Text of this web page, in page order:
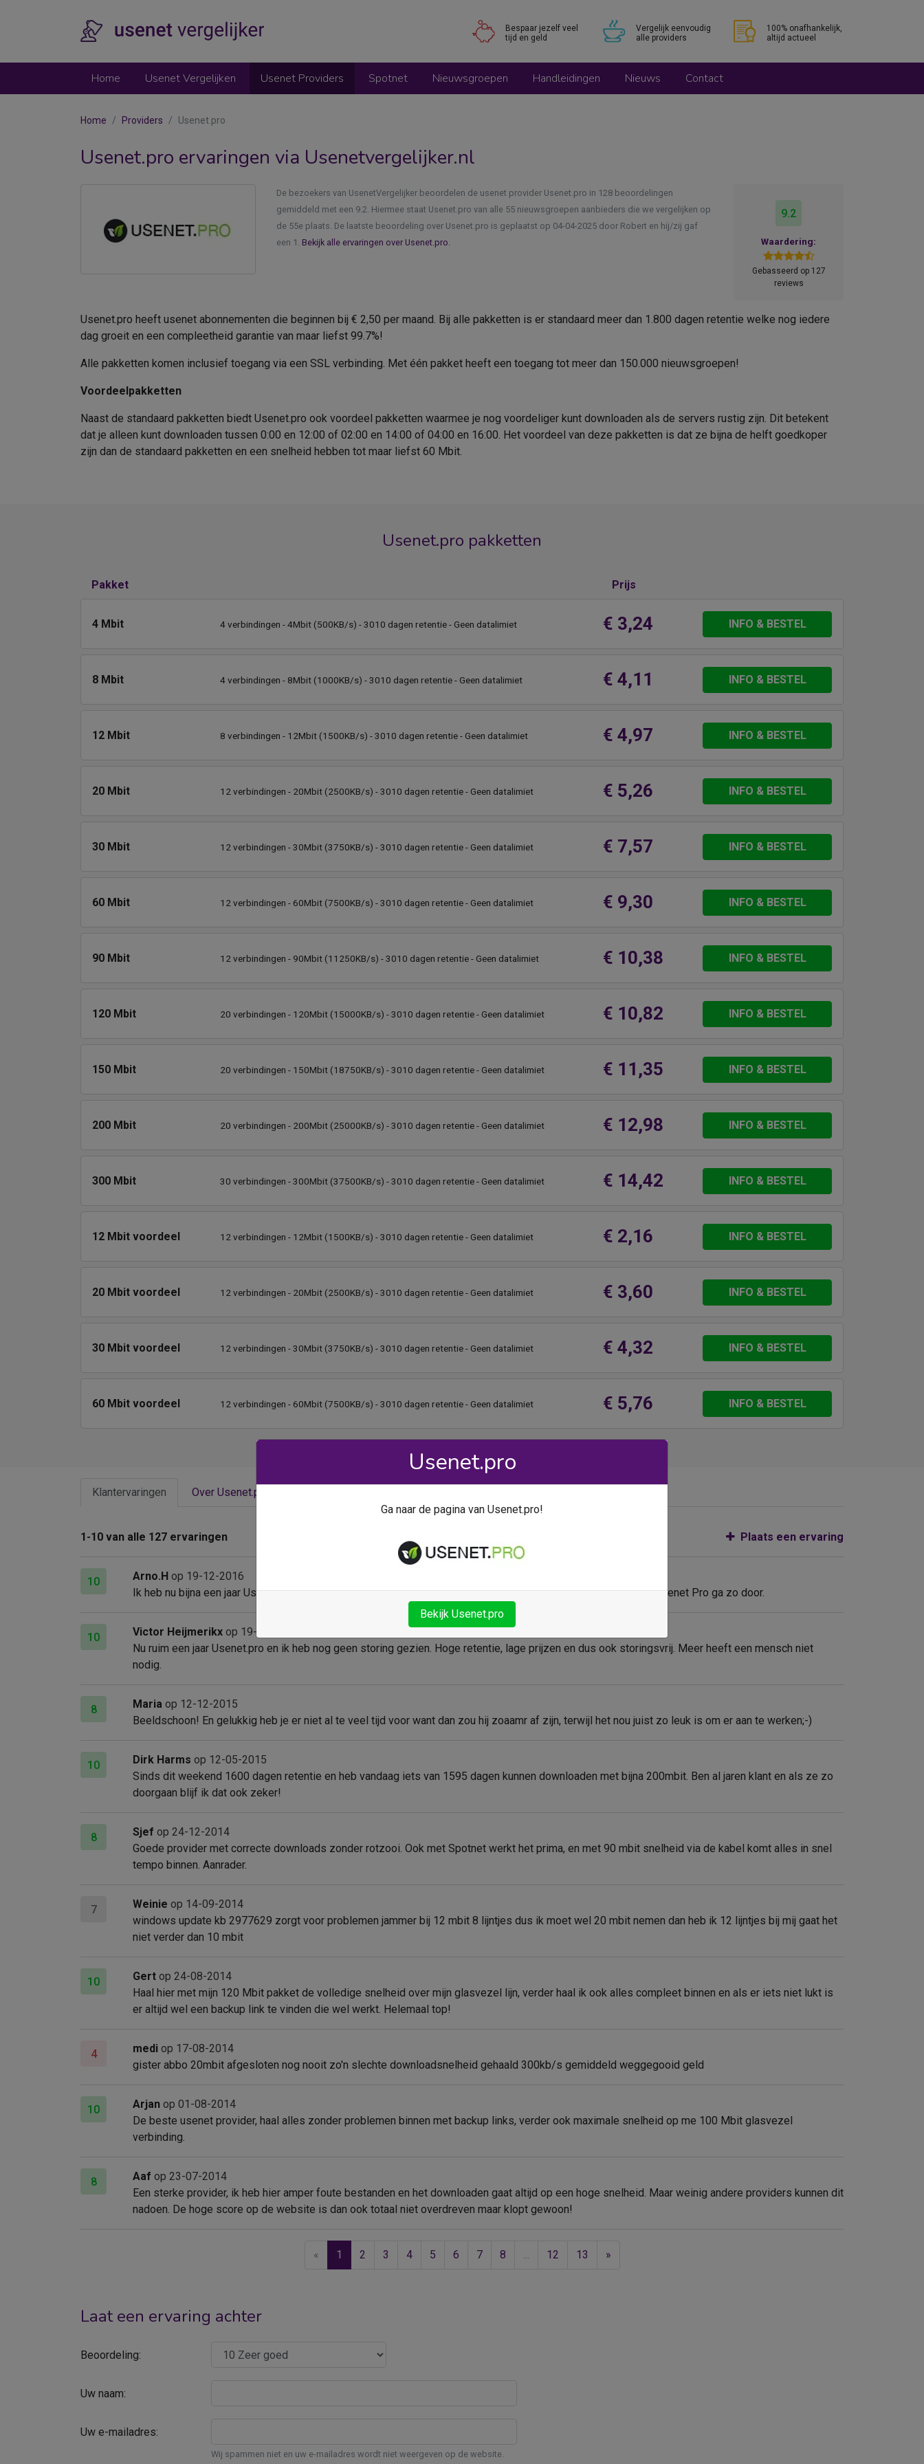
Bespaar jezelf veel
tijd en geld
Vergelijk eenvoudig
alle providers
100% onafhankelijk,
altijd actueel
Home Usenet Vergelijken Usenet Providers Spotnet Nieuwsgroepen Handleidingen Nieuws Contact
Home Providers Usenet.pro
Usenet.pro ervaringen via Usenetvergelijker.nl
De bezoekers van UsenetVergelijker beoordelen de usenet provider Usenet.pro in 128 beoordelingen
gemiddeld met een 9.2. Hiermee staat Usenet.pro van alle 55 nieuwsgroepen aanbieders die we vergelijken op
de 55e plaats. De laatste beoordeling over Usenet.pro is geplaatst op 04-04-2025 door Robert en hij/zij gaf
een 1. Bekijk alle ervaringen over Usenet.pro.
9.2
Waardering:
Gebasseerd op 127
reviews
Usenet.pro heeft usenet abonnementen die beginnen bij € 2,50 per maand. Bij alle pakketten is er standaard meer dan 1.800 dagen retentie welke nog iedere
dag groeit en een compleetheid garantie van maar liefst 99.7%!
Alle pakketten komen inclusief toegang via een SSL verbinding. Met één pakket heeft een toegang tot meer dan 150.000 nieuwsgroepen!
Voordeelpakketten
Naast de standaard pakketten biedt Usenet.pro ook voordeel pakketten waarmee je nog voordeliger kunt downloaden als de servers rustig zijn. Dit betekent
dat je alleen kunt downloaden tussen 0:00 en 12:00 of 02:00 en 14:00 of 04:00 en 16:00. Het voordeel van deze pakketten is dat ze bijna de helft goedkoper
zijn dan de standaard pakketten en een snelheid hebben tot maar liefst 60 Mbit.
Usenet.pro pakketten
Pakket Prijs
4 Mbit 4 verbindingen - 4Mbit (500KB/s) - 3010 dagen retentie - Geen datalimiet € 3,24 INFO & BESTEL
8 Mbit 4 verbindingen - 8Mbit (1000KB/s) - 3010 dagen retentie - Geen datalimiet € 4,11 INFO & BESTEL
12 Mbit 8 verbindingen - 12Mbit (1500KB/s) - 3010 dagen retentie - Geen datalimiet € 4,97 INFO & BESTEL
20 Mbit 12 verbindingen - 20Mbit (2500KB/s) - 3010 dagen retentie - Geen datalimiet € 5,26 INFO & BESTEL
30 Mbit 12 verbindingen - 30Mbit (3750KB/s) - 3010 dagen retentie - Geen datalimiet € 7,57 INFO & BESTEL
60 Mbit 12 verbindingen - 60Mbit (7500KB/s) - 3010 dagen retentie - Geen datalimiet € 9,30 INFO & BESTEL
90 Mbit 12 verbindingen - 90Mbit (11250KB/s) - 3010 dagen retentie - Geen datalimiet € 10,38 INFO & BESTEL
120 Mbit 20 verbindingen - 120Mbit (15000KB/s) - 3010 dagen retentie - Geen datalimiet € 10,82 INFO & BESTEL
150 Mbit 20 verbindingen - 150Mbit (18750KB/s) - 3010 dagen retentie - Geen datalimiet € 11,35 INFO & BESTEL
200 Mbit 20 verbindingen - 200Mbit (25000KB/s) - 3010 dagen retentie - Geen datalimiet € 12,98 INFO & BESTEL
300 Mbit 30 verbindingen - 300Mbit (37500KB/s) - 3010 dagen retentie - Geen datalimiet € 14,42 INFO & BESTEL
12 Mbit voordeel 12 verbindingen - 12Mbit (1500KB/s) - 3010 dagen retentie - Geen datalimiet € 2,16 INFO & BESTEL
20 Mbit voordeel 12 verbindingen - 20Mbit (2500KB/s) - 3010 dagen retentie - Geen datalimiet € 3,60 INFO & BESTEL
30 Mbit voordeel 12 verbindingen - 30Mbit (3750KB/s) - 3010 dagen retentie - Geen datalimiet € 4,32 INFO & BESTEL
60 Mbit voordeel 12 verbindingen - 60Mbit (7500KB/s) - 3010 dagen retentie - Geen datalimiet € 5,76 INFO & BESTEL
Klantervaringen Over Usenet.pro
1-10 van alle 127 ervaringen Plaats een ervaring
10 Arno.H op 19-12-2016
Ik heb nu bijna een jaar Usenet Pro en ben er zeer tevreden over. Heb tot nu toe nog geen storing gehad. Dus Usenet Pro ga zo door.
10 Victor Heijmerikx op 19-12-2016
Nu ruim een jaar Usenet.pro en ik heb nog geen storing gezien. Hoge retentie, lage prijzen en dus ook storingsvrij. Meer heeft een mensch niet
nodig.
8 Maria op 12-12-2015
Beeldschoon! En gelukkig heb je er niet al te veel tijd voor want dan zou hij zoaamr af zijn, terwijl het nou juist zo leuk is om er aan te werken;-)
10 Dirk Harms op 12-05-2015
Sinds dit weekend 1600 dagen retentie en heb vandaag iets van 1595 dagen kunnen downloaden met bijna 200mbit. Ben al jaren klant en als ze zo
doorgaan blijf ik dat ook zeker!
8 Sjef op 24-12-2014
Goede provider met correcte downloads zonder rotzooi. Ook met Spotnet werkt het prima, en met 90 mbit snelheid via de kabel komt alles in snel
tempo binnen. Aanrader.
7 Weinie op 14-09-2014
windows update kb 2977629 zorgt voor problemen jammer bij 12 mbit 8 lijntjes dus ik moet wel 20 mbit nemen dan heb ik 12 lijntjes bij mij gaat het
niet verder dan 10 mbit
10 Gert op 24-08-2014
Haal hier met mijn 120 Mbit pakket de volledige snelheid over mijn glasvezel lijn, verder haal ik ook alles compleet binnen en als er iets niet lukt is
er altijd wel een backup link te vinden die wel werkt. Helemaal top!
4 medi op 17-08-2014
gister abbo 20mbit afgesloten nog nooit zo'n slechte downloadsnelheid gehaald 300kb/s gemiddeld weggegooid geld
10 Arjan op 01-08-2014
De beste usenet provider, haal alles zonder problemen binnen met backup links, verder ook maximale snelheid op me 100 Mbit glasvezel
verbinding.
8 Aaf op 23-07-2014
Een sterke provider, ik heb hier amper foute bestanden en het downloaden gaat altijd op een hoge snelheid. Maar weinig andere providers kunnen dit
nadoen. De hoge score op de website is dan ook totaal niet overdreven maar klopt gewoon!
« 1 2 3 4 5 6 7 8 ... 12 13 »
Laat een ervaring achter
Beoordeling:
Uw naam:
Uw e-mailadres:
Wij spammen niet en uw e-mailadres wordt niet weergeven op de website.
Usenet.pro
Ga naar de pagina van Usenet.pro!
Bekijk Usenet.pro